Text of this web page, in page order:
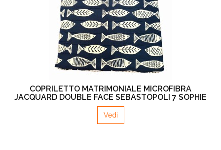
COPRILETTO MATRIMONIALE MICROFIBRA
JACQUARD DOUBLE FACE SEBASTOPOLI 7 SOPHIE
Vedi